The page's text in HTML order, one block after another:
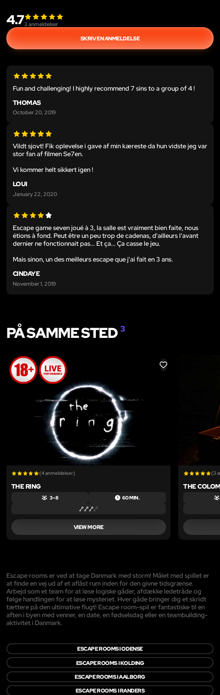
4.73 anmeldelser
SKRIV EN ANMELDELSE
Fun and challenging! I highly recommend 7 sins to a group of 4 !
THOMAS
October 20, 2019
Vildt sjovt! Fik oplevelse i gave af min kæreste da hun vidste jeg var
stor fan af filmen Se7en.
Vi kommer helt sikkert igen !
LOUI
January 22, 2020
Escape game seven joué à 3, la salle est vraiment bien faite, nous
étions à fond. Peut être un peu trop de cadenas, d'ailleurs l'avant
dernier ne fonctionnait pas... Et ça... Ça casse le jeu.
Mais sinon, un des meilleurs escape que j'ai fait en 3 ans.
CINDAYE
November 1, 2019
PÅ SAMME STED 3
LIKE
(4 anmeldelser)
THE RING
3 – 8 60 MIN.
VIEW MORE
(3
THE
Escape rooms er ved at tage Danmark med storm! Målet med spillet er
at finde en vej ud af et aflåst rum inden for den givne tidsgrænse.
Arbejd som et team for at løse logiske gåder, afdække ledetråde og
følge handlingen for at løse mysteriet. Hver gåde bringer dig et skridt
tættere på den ultimative flugt! Escape room-spil er fantastiske til en
aften i byen med venner, en date, en fødselsdag eller en teambuilding-
aktivitet i Danmark.
ESCAPE ROOMS I ODENSE
ESCAPE ROOMS I KOLDING
ESCAPE ROOMS I AALBORG
ESCAPE ROOMS I RANDERS